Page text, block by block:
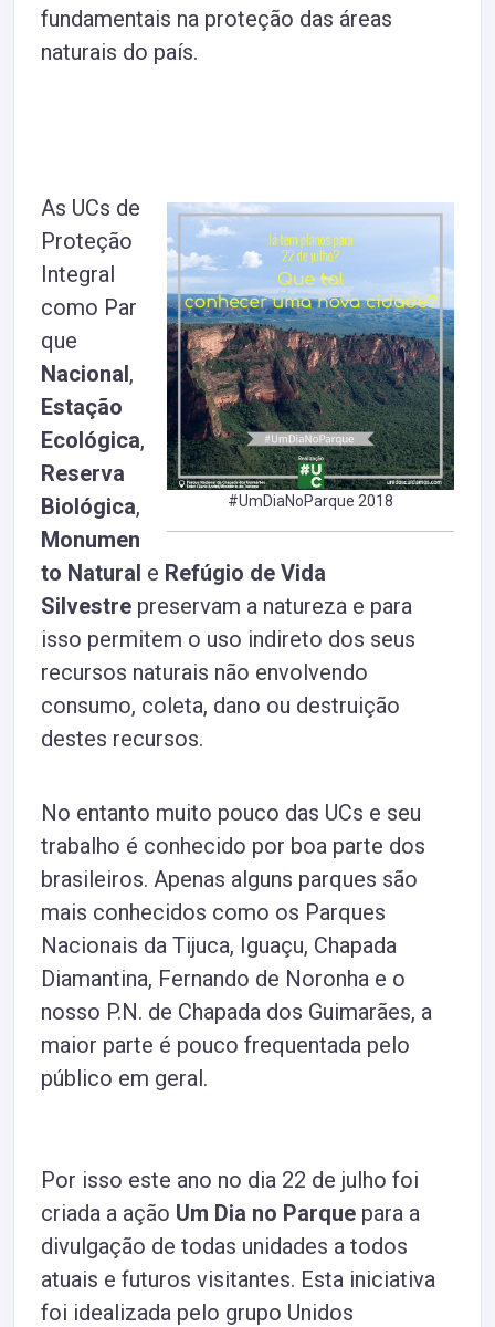
fundamentais na proteção das áreas
naturais do país.
#UmDiaNoParque 2018
As UCs de
Proteção
Integral
como Par
que
Nacional,
Estação
Ecológica,
Reserva
Biológica,
Monumen
to Natural e Refúgio de Vida
Silvestre preservam a natureza e para
isso permitem o uso indireto dos seus
recursos naturais não envolvendo
consumo, coleta, dano ou destruição
destes recursos.
No entanto muito pouco das UCs e seu
trabalho é conhecido por boa parte dos
brasileiros. Apenas alguns parques são
mais conhecidos como os Parques
Nacionais da Tijuca, Iguaçu, Chapada
Diamantina, Fernando de Noronha e o
nosso P.N. de Chapada dos Guimarães, a
maior parte é pouco frequentada pelo
público em geral.
Por isso este ano no dia 22 de julho foi
criada a ação Um Dia no Parque para a
divulgação de todas unidades a todos
atuais e futuros visitantes. Esta iniciativa
foi idealizada pelo grupo Unidos